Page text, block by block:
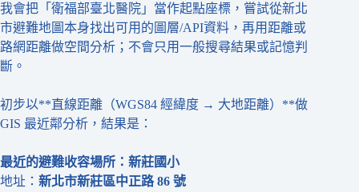
我會把「衛福部臺北醫院」當作起點座標，嘗試從新北
市避難地圖本身找出可用的圖層/API資料，再用距離或
路網距離做空間分析；不會只用一般搜尋結果或記憶判
斷。
初步以**直線距離（WGS84 經緯度 → 大地距離）**做
GIS 最近鄰分析，結果是：
最近的避難收容場所：新莊國小
地址： 新北市新莊區中正路86 號